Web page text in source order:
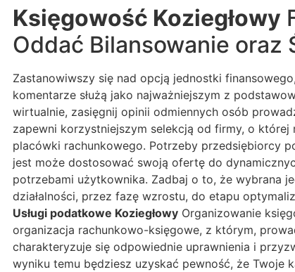
Księgowość Koziegłowy
Oddać Bilansowanie oraz
Zastanowiwszy się nad opcją jednostki
komentarze służą jako najważniejszym z
wirtualnie, zasięgnij opinii odmiennych osób
zapewni korzystniejszym selekcją od firmy, o
placówki rachunkowego. Potrzeby przedsiębiorcy
jest może dostosować swoją ofertę do
potrzebami użytkownika. Zadbaj o to, że wybrana
działalności, przez fazę wzrostu, do etapu
Usługi podatkowe Koziegłowy Organizowanie
organizacja rachunkowo-księgowe, z którym,
charakteryzuje się odpowiednie uprawnienia i
wyniku temu będziesz uzyskać pewność, że Twoje